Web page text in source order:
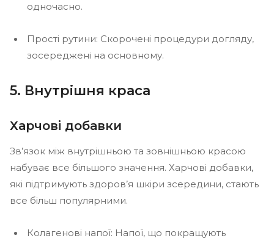
одночасно.
Прості рутини: Скорочені процедури догляду,
зосереджені на основному.
5. Внутрішня краса
Харчові добавки
Зв’язок між внутрішньою та зовнішньою красою
набуває все більшого значення. Харчові добавки,
які підтримують здоров’я шкіри зсередини, стають
все більш популярними.
Колагенові напої: Напої, що покращують